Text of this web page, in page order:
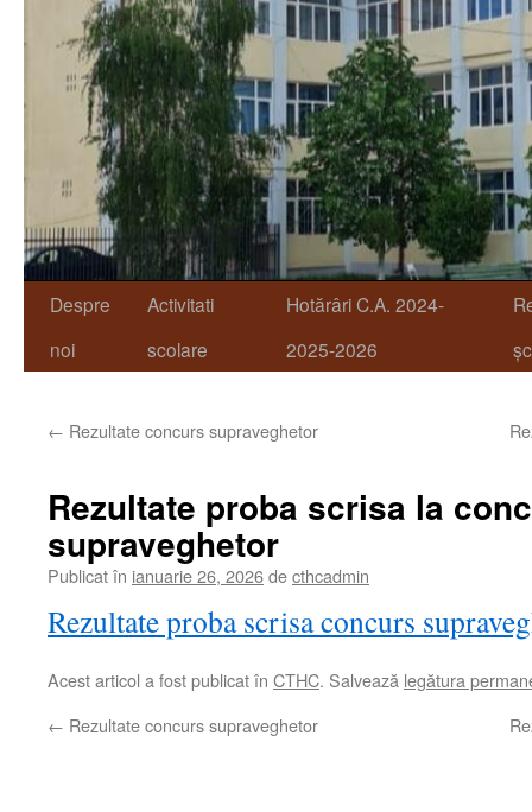
Despre
noi
Activitati
scolare
Hotărâri C.A. 2024-
2025-2026
← Rezultate concurs supraveghetor
Rezultate proba scrisa la
supraveghetor
Publicat în ianuarie 26, 2026decthcadmin
Rezultate proba scrisa concurs
Acest articol a fost publicat în CTHC. Salvează legătura
← Rezultate concurs supraveghetor